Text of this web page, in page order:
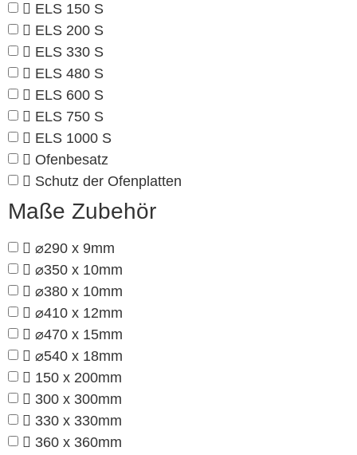
ELS 150 S
ELS 200 S
ELS 330 S
ELS 480 S
ELS 600 S
ELS 750 S
ELS 1000 S
Ofenbesatz
Schutz der Ofenplatten
Maße Zubehör
⌀290 x 9mm
⌀350 x 10mm
⌀380 x 10mm
⌀410 x 12mm
⌀470 x 15mm
⌀540 x 18mm
150 x 200mm
300 x 300mm
330 x 330mm
360 x 360mm